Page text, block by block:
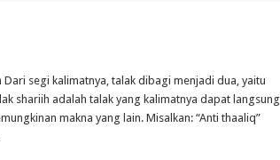
segi kalimatnya, talak dibagi menjadi dua, yaitu
shariih adalah talak yang kalimatnya dapat langsung
makna yang lain. Misalkan: “Anti thaaliq”